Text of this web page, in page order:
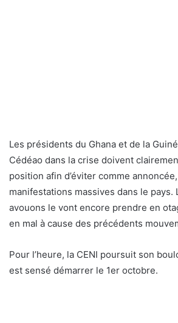
Les présidents du Ghana et de la
Cédéao dans la crise doivent
position afin d’éviter comme
manifestations massives dans le pays.
avouons le vont encore prendre en
en mal à cause des précédents
Pour l’heure, la CENI poursuit son
est sensé démarrer le 1er octobre.